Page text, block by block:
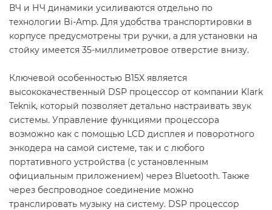
ВЧ и НЧ динамики усиливаются отдельно по
технологии Bi-Amp. Для удобства транспортировки в
корпусе предусмотрены три ручки, а для установки на
стойку имеется 35-миллиметровое отверстие внизу.
Ключевой особенностью B15X является
высококачественный DSP процессор от компании Klark
Teknik, который позволяет детально настраивать звук
системы. Управление функциями процессора
возможно как с помощью LCD дисплея и поворотного
энкодера на самой системе, так и с любого
портативного устройства (с установленным
официальным приложением) через Bluetooth. Также
через беспроводное соединение можно
транслировать музыку на систему. DSP процессор